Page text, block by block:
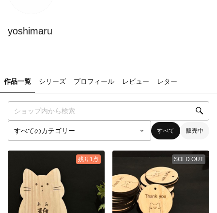
yoshimaru
作品一覧 シリーズ プロフィール レビュー レター
すべて 販売中
残り1点 SOLD OUT